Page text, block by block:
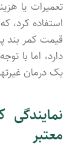
تعمیرات یا
استفاده کرد،
قیمت کمر بند
دارد، اما با
یک درمان
نمایندگی‌
معتبر